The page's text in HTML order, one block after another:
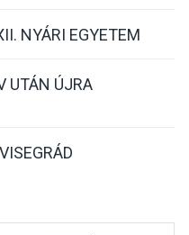
NYÁRI EGYETEM
UTÁN ÚJRA